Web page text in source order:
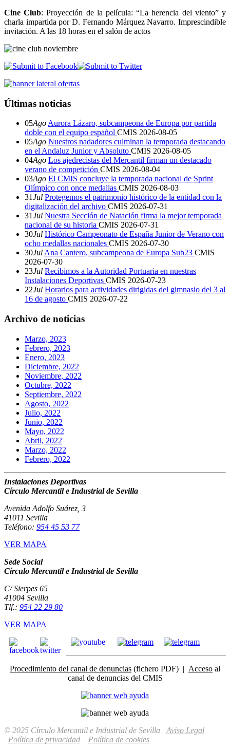
Cine Club: Proyección de la película: “La herencia del viento” y
charla impartida por D. Fernando Márquez Navarro. Imprescindible
invitación. A las 18 horas en el salón de actos
Últimas noticias
05Ago Aurora Lázaro, subcampeona de Europa por partida
doble con el equipo español CMIS 2026-08-05
05Ago Nuestros nadadores culminan la temporada destacando
en el Andaluz Junior y Absoluto CMIS 2026-08-05
04Ago Los ajedrecistas del Mercantil firman un destacado
verano de competición CMIS 2026-08-04
03Ago El CMIS concluye la temporada nacional de Sprint
Olímpico con once medallas CMIS 2026-08-03
31Jul Protegemos el patrimonio histórico de la entidad con la
digitalización del archivo CMIS 2026-07-31
31Jul Nuestra Sección de Natación firma la mejor temporada
nacional de su historia CMIS 2026-07-31
30Jul Histórico Campeonato de España Junior de Verano con
ocho medallas nacionales CMIS 2026-07-30
30Jul Ana Cantero, subcampeona de Europa Sub23 CMIS
2026-07-30
23Jul Recibimos a la Autoridad Portuaria en nuestras
Instalaciones Deportivas CMIS 2026-07-23
22Jul Horarios para actividades dirigidas del gimnasio del 3 al
16 de agosto CMIS 2026-07-22
Archivo de noticias
Marzo, 2023
Febrero, 2023
Enero, 2023
Diciembre, 2022
Noviembre, 2022
Octubre, 2022
Septiembre, 2022
Agosto, 2022
Julio, 2022
Junio, 2022
Mayo, 2022
Abril, 2022
Marzo, 2022
Febrero, 2022
Instalaciones Deportivas
Círculo Mercantil e Industrial de Sevilla
Avenida Adolfo Suárez, 3
41011 Sevilla
Teléfono: 954 45 53 77
VER MAPA
Sede Social
Círculo Mercantil e Industrial de Sevilla
C/ Sierpes 65
41004 Sevilla
Tlf.: 954 22 29 80
VER MAPA
Procedimiento del canal de denuncias (fichero PDF) | Acceso al
canal de denuncias del CMIS
© 2025 Círculo Mercantil e Industrial de Sevilla Aviso Legal
Política de privacidad
Política de cookies